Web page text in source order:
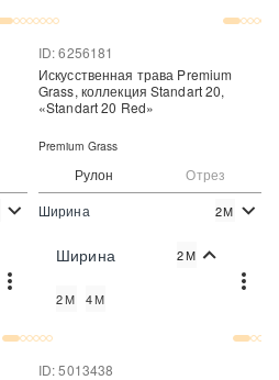
Рулон Отрез
ID: 6256181
Цена:
Искусственная трава Premium
Grass, коллекция Standart 20,
«Standart 20 Red»
Premium Grass
Ширина 2М
Ширина 2М
2М 4М
ID: 5013438